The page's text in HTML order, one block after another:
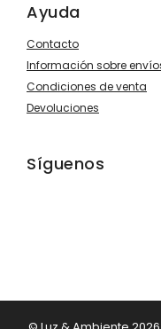
Ayuda
Contacto
Información sobre
Condiciones de venta
Devoluciones
Síguenos